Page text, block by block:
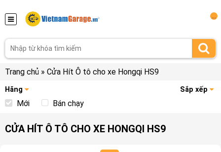
Trang chủ » Cửa Hít Ô tô cho xe Hongqi HS9
Hãng Sắp xếp
Mới Bán chạy
CỬA HÍT Ô TÔ CHO XE HONGQI HS9